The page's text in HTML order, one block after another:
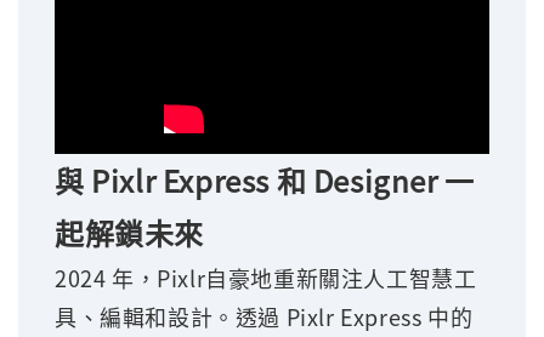
與 Pixlr Express 和 Designer 一
起解鎖未來
2024 年，Pixlr自豪地重新關注人工智慧工
具、編輯和設計。透過 Pixlr Express 中的